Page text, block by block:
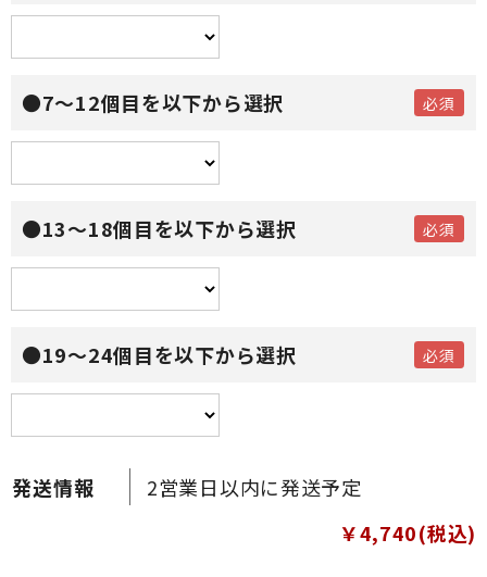
￥4,740(税込)
2営業日以内に発送予定
●7～12個目を以下から選択
●13～18個目を以下から選択
●19～24個目を以下から選択